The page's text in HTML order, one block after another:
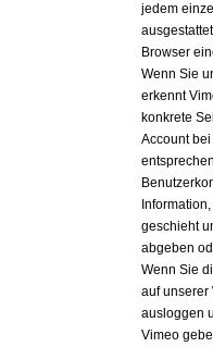
jedem
Browser
Wenn Sie
erkennt
konkrete
Account
geschieht
abgeben
Wenn Sie
auf unserer
ausloggen
Vimeo